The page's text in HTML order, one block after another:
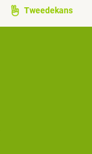
Tweedekans